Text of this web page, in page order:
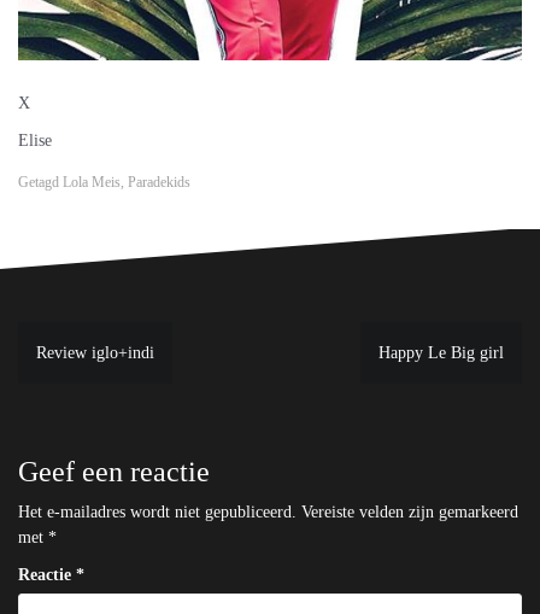
X
Elise
Getagd Lola Meis Paradekids
Bericht
Review iglo+indi Happy Le Big girl
Geef een reactie
Het e-mailadres wordt niet gepubliceerd. Vereiste velden zijn gemarkeerd
met *
Reactie *